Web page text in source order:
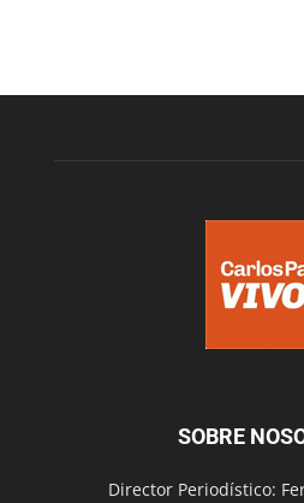
SOBRE
Director Periodístico: